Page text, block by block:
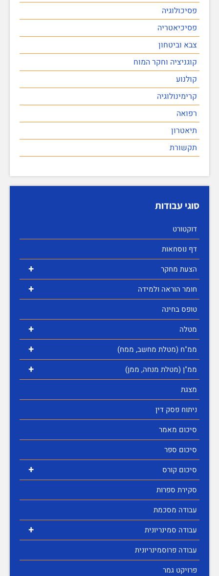
פסיכולוגיה
פסיכיאטריה
צבא וביטחון
קוגניציה וחקר המוח
קולנוע
קרימינולוגיה
רפואה
תיאטרון
תקשורת
סוגי עבודות
דוקטורט
דף נוסחאות
+ הצעת מחקר
+
חומר הוראה ולמידה
טופס בחינה
+ מטלה
+ ממ"ח (מטלת מחשב, ממח)
+
ממ"ן (מטלת מנחה, ממן)
מצגת
ניתוח פסק דין
סיכום מאמר
סיכום ספר
+
סיכום קורס
סקירת ספרות
עבודה מסכמת
+
עבודה סמינריונית
עבודה פרוסמינריונית
פרויקט גמר